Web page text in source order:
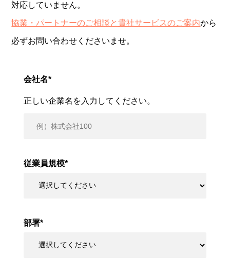
対応していません。
協業・パートナーのご相談と貴社サービスのご案内から
必ずお問い合わせくださいませ。
会社名*
正しい企業名を入力してください。
従業員規模*
部署*